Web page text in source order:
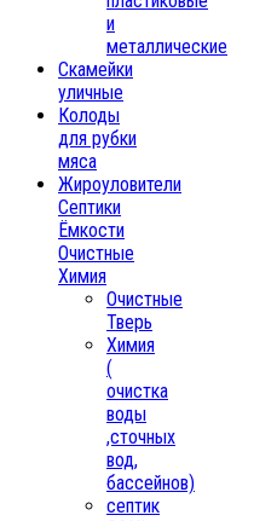
и
металлические
Скамейки
уличные
Колоды
для рубки
мяса
Жироуловители
Септики
Ёмкости
Очистные
Химия
Очистные
Тверь
Химия
(
очистка
воды
,сточных
вод,
бассейнов)
септик